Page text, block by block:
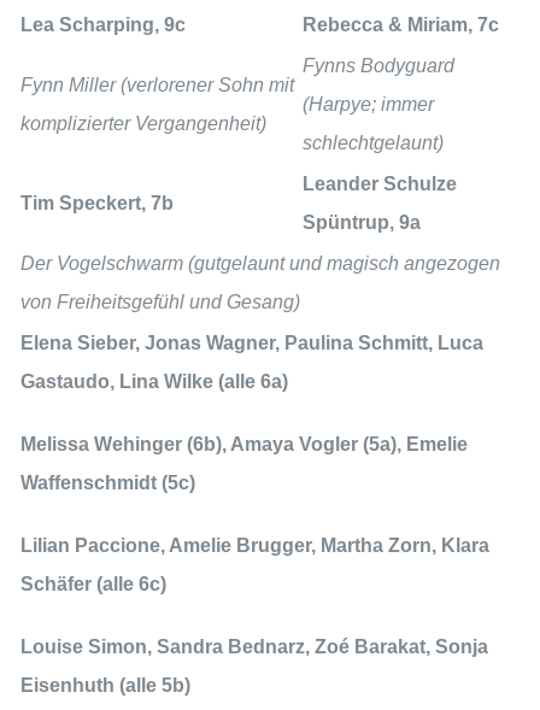
Lea Scharping, 9c
Rebecca & Miriam, 7c
Fynn Miller(verlorener Sohn mit
komplizierter Vergangenheit)
Fynns Bodyguard
(Harpye; immer
schlechtgelaunt)
Tim Speckert, 7b
Leander Schulze
Spüntrup, 9a
Der Vogelschwarm (gutgelaunt und magisch angezogen
von Freiheitsgefühl und Gesang)
Elena Sieber, Jonas Wagner, Paulina Schmitt, Luca
Gastaudo, Lina Wilke (alle 6a)
Melissa Wehinger (6b), Amaya Vogler (5a), Emelie
Waffenschmidt (5c)
Lilian Paccione, Amelie Brugger, Martha Zorn, Klara
Schäfer (alle 6c)
Louise Simon, Sandra Bednarz, Zoé Barakat, Sonja
Eisenhuth (alle 5b)